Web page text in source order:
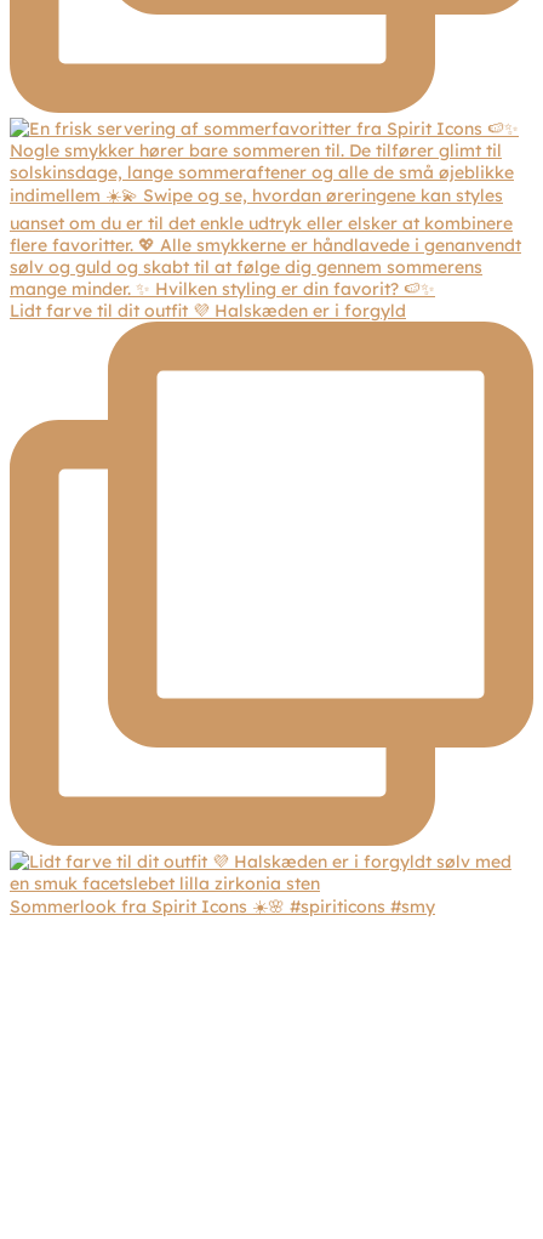
Lidt farve til dit outfit 💜 Halskæden er i forgyld
Sommerlook fra Spirit Icons ☀️🌸 #spiriticons #smy